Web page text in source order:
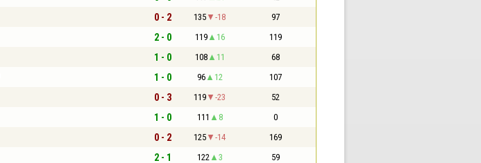
0 - 2 135 -18 97
2 - 0 119 16 119
1 - 0 108 11 68
1 - 0 96 12 107
0 - 3 119 -23 52
1 - 0 111 8 0
0 - 2 125 -14 169
2 - 1 122 3 59